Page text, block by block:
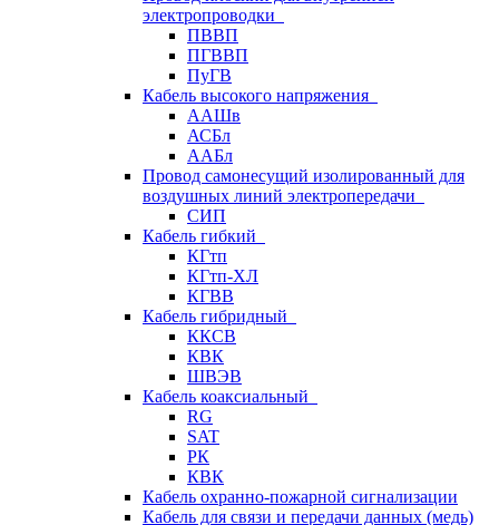
электропроводки
ПВВП
ПГВВП
ПуГВ
Кабель высокого напряжения
ААШв
АСБл
ААБл
Провод самонесущий изолированный для
воздушных линий электропередачи
СИП
Кабель гибкий
КГтп
КГтп-ХЛ
КГВВ
Кабель гибридный
ККСВ
КВК
ШВЭВ
Кабель коаксиальный
RG
SAT
РК
КВК
Кабель охранно-пожарной сигнализации
Кабель для связи и передачи данных (медь)